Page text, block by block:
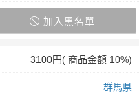
加入黑名單
3100円( 商品金額 10%)
群馬県